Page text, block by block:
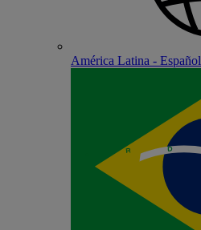
América Latina - Español